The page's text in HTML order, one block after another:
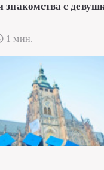
знакомства с
1 мин.